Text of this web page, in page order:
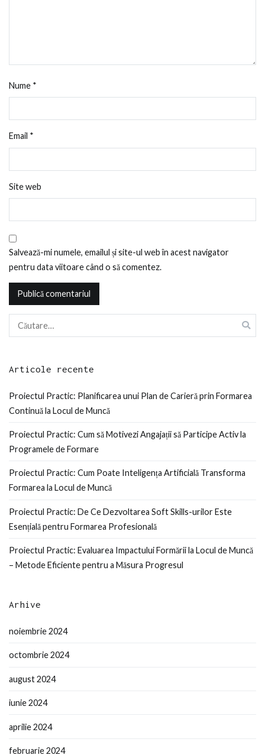
Nume *
Email *
Site web
Salvează-mi numele, emailul și site-ul web în acest navigator
pentru data viitoare când o să comentez.
Caută
după:
Articole recente
Proiectul Practic: Planificarea unui Plan de Carieră prin Formarea
Continuă la Locul de Muncă
Proiectul Practic: Cum să Motivezi Angajații să Participe Activ la
Programele de Formare
Proiectul Practic: Cum Poate Inteligența Artificială Transforma
Formarea la Locul de Muncă
Proiectul Practic: De Ce Dezvoltarea Soft Skills-urilor Este
Esențială pentru Formarea Profesională
Proiectul Practic: Evaluarea Impactului Formării la Locul de Muncă
– Metode Eficiente pentru a Măsura Progresul
Arhive
noiembrie 2024
octombrie 2024
august 2024
iunie 2024
aprilie 2024
februarie 2024